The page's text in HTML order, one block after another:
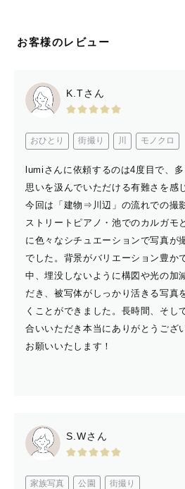
お客様のレビュー
K.Tさん
おひとり 街撮り 川 モノクロ
lumiさんに依頼するのは4度目で、
思いを汲んでいただける有難さを感
今回は「建物⇒川辺」の流れでの撮
ストリートピアノ・池でのカルガモ
に色々なシチュエーションで写真が
でした。背景がバリエーション豊か
中、埋没しないように構図や光の加
だき、被写体がしっかり活きる写真
くことができました。長時間、そし
合いいただき本当にありがとうござ
お願いいたします！
S.Wさん
家族写真 公園 街撮り